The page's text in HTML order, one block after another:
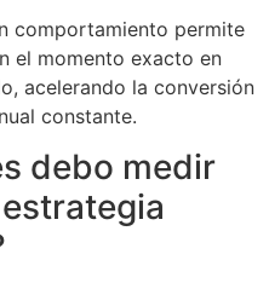
comportamiento permite
el momento exacto en
acelerando la conversión
constante.
debo medir